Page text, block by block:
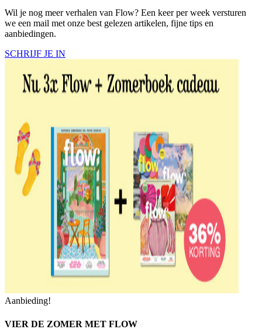
Wil je nog meer verhalen van Flow? Een keer per week versturen
we een mail met onze best gelezen artikelen, fijne tips en
aanbiedingen.
SCHRIJF JE IN
Aanbieding!
VIER DE ZOMER MET FLOW